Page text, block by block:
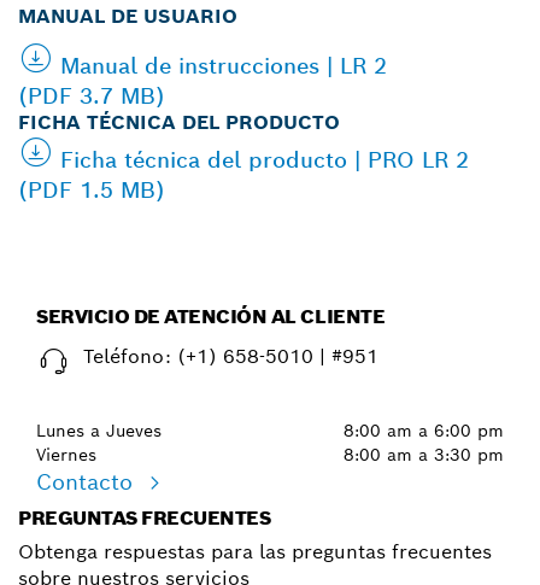
MANUAL DE USUARIO
Manual de instrucciones | LR 2
(PDF 3.7 MB)
FICHA TÉCNICA DEL PRODUCTO
Ficha técnica del producto | PRO LR 2
(PDF 1.5 MB)
SERVICIO DE ATENCIÓN AL CLIENTE
Teléfono: (+1) 658-5010 | #951
Lunes a Jueves
Viernes
8:00 am a 6:00 pm
8:00 am a 3:30 pm
Contacto
PREGUNTAS FRECUENTES
Obtenga respuestas para las preguntas frecuentes
sobre nuestros servicios